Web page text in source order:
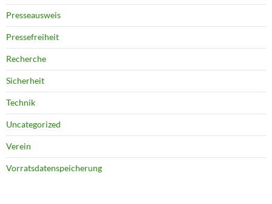
Presseausweis
Pressefreiheit
Recherche
Sicherheit
Technik
Uncategorized
Verein
Vorratsdatenspeicherung